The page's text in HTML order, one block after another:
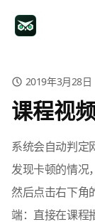
2019年3月28日
课程视
系统会自动判定
发现卡顿的情况
然后点击右下角
端：直接在课程